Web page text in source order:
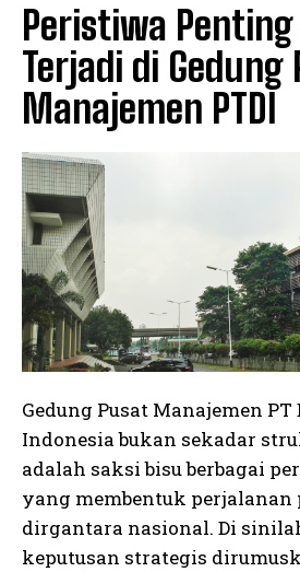
Peristiwa
Terjadi di Gedung
Manajemen PTDI
Gedung Pusat Manajemen
Indonesia bukan sekadar
adalah saksi bisu berbagai
yang membentuk
dirgantara nasional. Di
keputusan strategis